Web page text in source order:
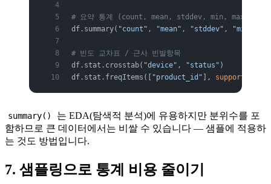
# 요약 통계 (count, mean, stddev, min, max, 분위
df.summary( "count" , "mean" , "stddev" , "min"
# 빈도 교차표 / 근사 빈발항목
df.stat.crosstab( "device" , "status" )
df.stat.freqItems([ "product_id" ], support
summary()
는 EDA(탐색적 분석)에 유용하지만 분위수를 포
함하므로 큰 데이터에서는 비쌀 수 있습니다 — 샘플에 적용하
는 것도 방법입니다.
7. 샘플링으로 통계 비용 줄이기